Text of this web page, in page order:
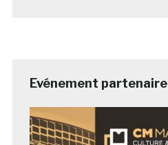
Evénement partenaire